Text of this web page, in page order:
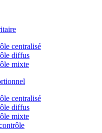
centralisé
diffus
mixte
centralisé
diffus
mixte